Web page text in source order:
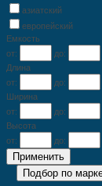
азиатский
европейский
Емкость
от:
до:
Длина
от:
до:
Ширина
от:
до:
Высота
от:
до: